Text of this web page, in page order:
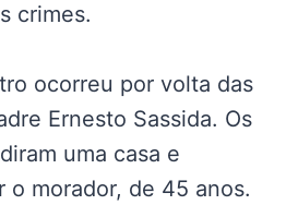
crimes.
ocorreu por volta das
Ernesto Sassida. Os
uma casa e
o morador, de 45 anos.